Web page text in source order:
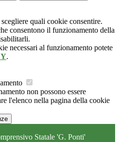
quali cookie consentire.
consentono il funzionamento della
necessari al funzionamento potete
.
non possono essere
l'elenco nella pagina della cookie
Statale 'G. Ponti'